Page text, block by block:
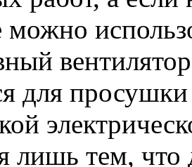
можно
для
лишь тем, что